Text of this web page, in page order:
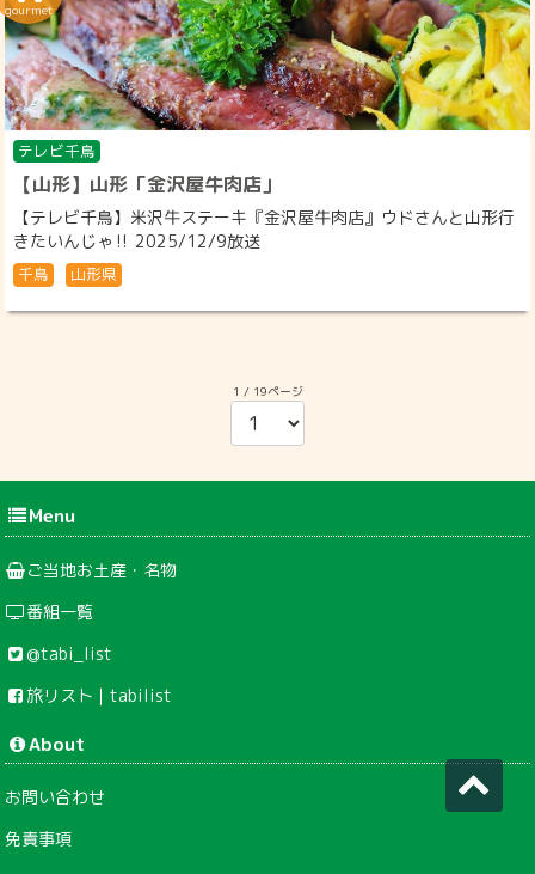
テレビ千鳥
【山形】山形「金沢屋牛肉店」
【テレビ千鳥】米沢牛ステーキ『金沢屋牛肉店』ウドさんと山形行
きたいんじゃ‼ 2025/12/9放送
千鳥 山形県
1 / 19ページ
Menu
ご当地お土産・名物
番組一覧
@tabi_list
旅リスト｜tabilist
About
お問い合わせ
免責事項